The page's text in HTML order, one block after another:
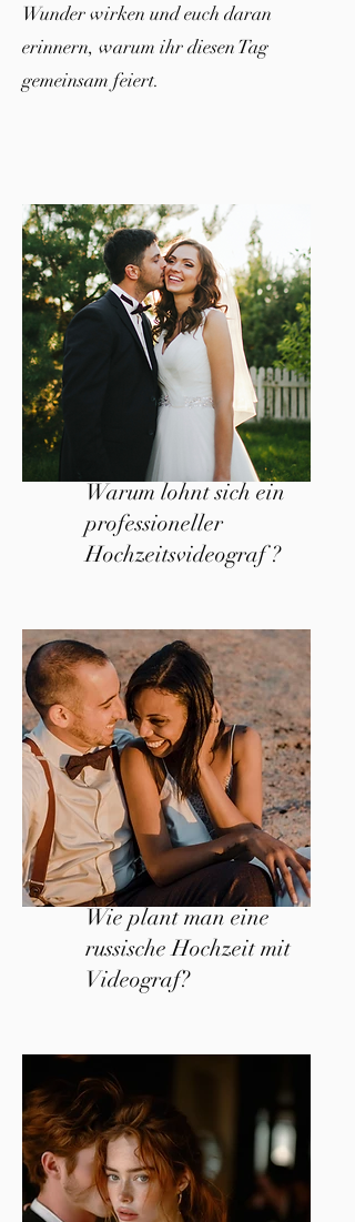
Wunder wirken und euch daran
erinnern, warum ihr diesen Tag
gemeinsam feiert.
Warum lohnt sich ein
professioneller
Hochzeitsvideograf ?
Wie plant man eine
russische Hochzeit mit
Videograf?